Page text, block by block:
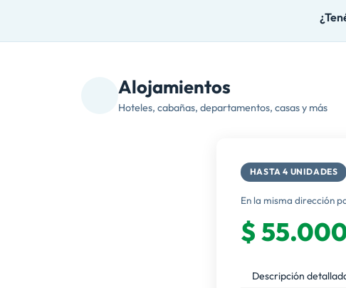
Alojamientos
Hoteles, cabañas, departamentos, casas y más
HASTA 4 UNIDADES
En la misma dirección
$
Descripción